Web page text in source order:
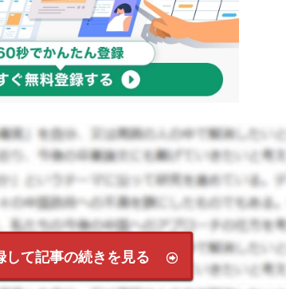
して記事の続きを見る